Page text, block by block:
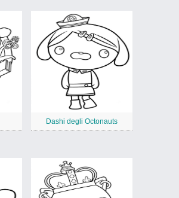
Dashi degli Octonauts